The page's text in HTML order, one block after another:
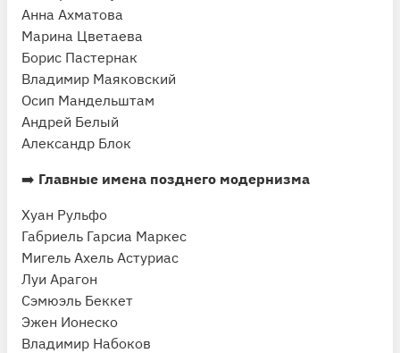
Анна Ахматова
Марина Цветаева
Борис Пастернак
Владимир Маяковский
Осип Мандельштам
Андрей Белый
Александр Блок
➡️ Главные имена позднего модернизма
Хуан Рульфо
Габриель Гарсиа Маркес
Мигель Ахель Астуриас
Луи Арагон
Сэмюэль Беккет
Эжен Ионеско
Владимир Набоков